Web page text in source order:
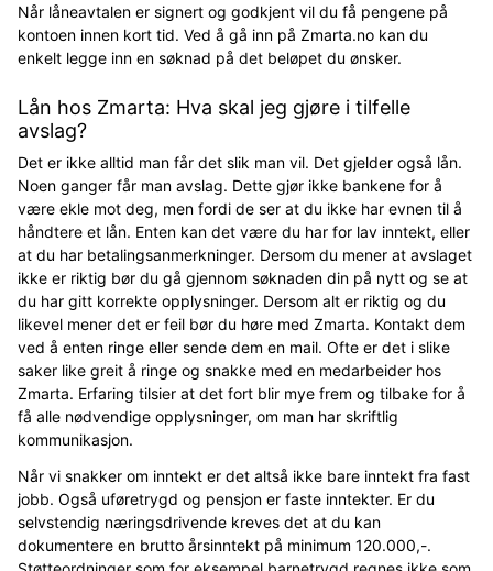
Når låneavtalen er signert og godkjent vil du få pengene på
kontoen innen kort tid. Ved å gå inn på Zmarta.no kan du
enkelt legge inn en søknad på det beløpet du ønsker.
Lån hos Zmarta: Hva skal jeg gjøre i tilfelle
avslag?
Det er ikke alltid man får det slik man vil. Det gjelder også lån.
Noen ganger får man avslag. Dette gjør ikke bankene for å
være ekle mot deg, men fordi de ser at du ikke har evnen til å
håndtere et lån. Enten kan det være du har for lav inntekt, eller
at du har betalingsanmerkninger. Dersom du mener at avslaget
ikke er riktig bør du gå gjennom søknaden din på nytt og se at
du har gitt korrekte opplysninger. Dersom alt er riktig og du
likevel mener det er feil bør du høre med Zmarta. Kontakt dem
ved å enten ringe eller sende dem en mail. Ofte er det i slike
saker like greit å ringe og snakke med en medarbeider hos
Zmarta. Erfaring tilsier at det fort blir mye frem og tilbake for å
få alle nødvendige opplysninger, om man har skriftlig
kommunikasjon.
Når vi snakker om inntekt er det altså ikke bare inntekt fra fast
jobb. Også uføretrygd og pensjon er faste inntekter. Er du
selvstendig næringsdrivende kreves det at du kan
dokumentere en brutto årsinntekt på minimum 120.000,-.